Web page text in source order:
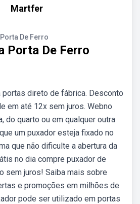
Martfer
De Ferro
Porta De Ferro
portas direto de fábrica. Desconto
em até 12x sem juros. Webno
do quarto ou em qualquer outra
um puxador esteja fixado no
que não dificulte a abertura da
no dia compre puxador de
sem juros! Saiba mais sobre
e promoções em milhões de
pode ser utilizado em portas